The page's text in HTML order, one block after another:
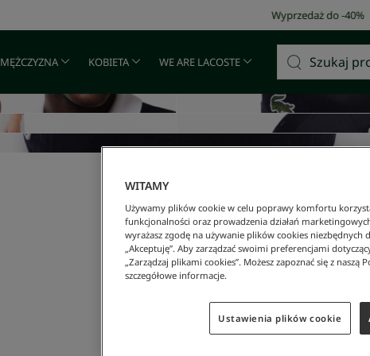
Darmowa
MĘŻCZYZNA KOBIETA WE ARE LACOSTE
WITAMY
Używamy plików cookie w celu poprawy komfortu
funkcjonalności oraz prowadzenia działań
wyrażasz zgodę na używanie plików cookies niezbędnych
„Akceptuję”. Aby zarządzać swoimi preferencjami
„Zarządzaj plikami cookies”. Możesz zapoznać się z
szczegółowe informacje.
Ustawienia plików cookie